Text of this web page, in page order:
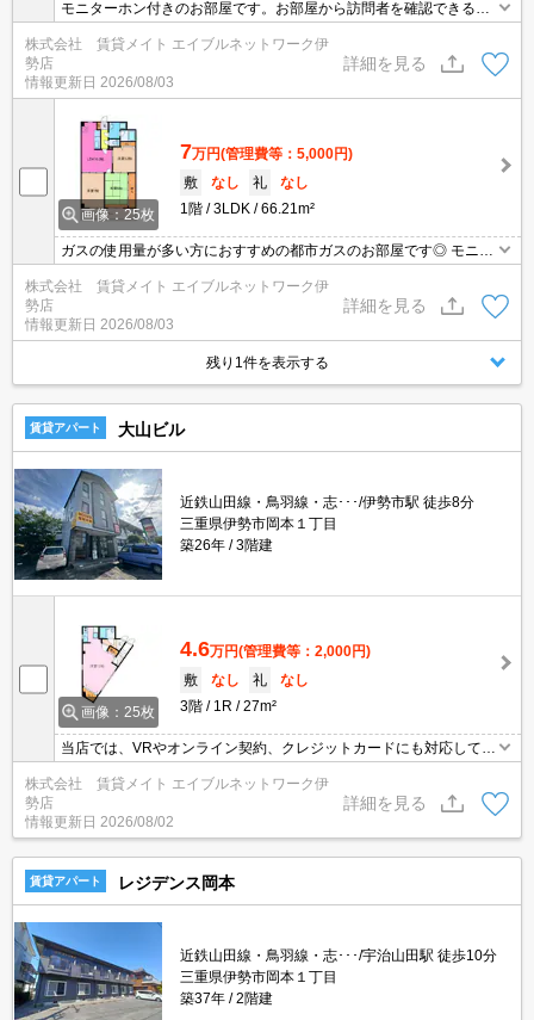
モニターホン付きのお部屋です。お部屋から訪問者を確認できるの
でセキュリティ面はもちろん知らない人やセールスに対応する必要
もありません。 様々なシーンに対応できる和室があれば大活躍◎
株式会社 賃貸メイト エイブルネットワーク伊
勢店
情報更新日 2026/08/03
詳細を見る
画像：25枚
7万円(管理費等：5,000円)
敷
なし 礼
なし
1階
3LDK 66.21m²
ガスの使用量が多い方におすすめの都市ガスのお部屋です◎ モニタ
ーホン付きのお部屋です。お部屋から訪問者を確認できるのでセキ
ュリティ面はもちろん知らない人やセールスに対応する必要もあり
株式会社 賃貸メイト エイブルネットワーク伊
勢店
情報更新日 2026/08/03
詳細を見る
残り1件を表示する
賃貸アパート 大山ビル
近鉄山田線・鳥羽線・志･･･/伊勢市駅 徒歩8分
三重県伊勢市岡本１丁目
築26年
3階建
画像：25枚
4.6万円(管理費等：2,000円)
敷
なし 礼
なし
3階
1R 27m²
当店では、VRやオンライン契約、クレジットカードにも対応してお
りWEBのみでの契約も可能ですのでお気軽にお問い合わせ下さい！
株式会社 賃貸メイト エイブルネットワーク伊
勢店
情報更新日 2026/08/02
詳細を見る
賃貸アパート レジデンス岡本
近鉄山田線・鳥羽線・志･･･/宇治山田駅 徒歩10分
三重県伊勢市岡本１丁目
築37年
2階建